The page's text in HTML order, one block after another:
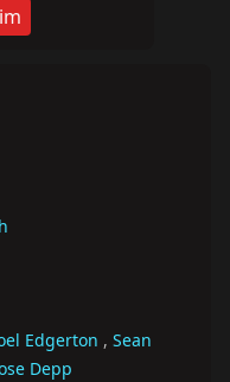
Edgerton , Sean
Depp